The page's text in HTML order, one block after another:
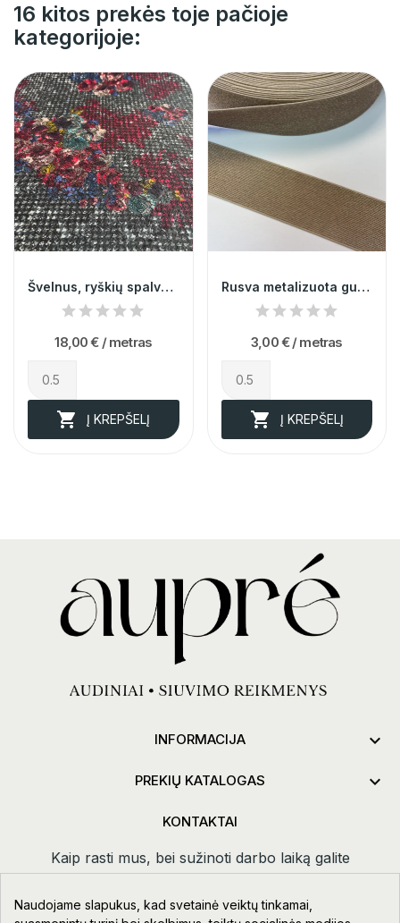
16 kitos prekės toje pačioje
kategorijoje:
Švelnus, ryškių spalvų žakardas 006327
18,00 € / metras
 Į KREPŠELĮ
Rusva metalizuota guma 5cm 013415
3,00 € / metras
 Į KREPŠELĮ
INFORMACIJA 
PREKIŲ KATALOGAS 
KONTAKTAI
Kaip rasti mus, bei sužinoti darbo laiką galite
paspauduskontaktai.
Taikos pr. 111-109, Klaipėda
Naudojame slapukus, kad svetainė veiktų tinkamai,